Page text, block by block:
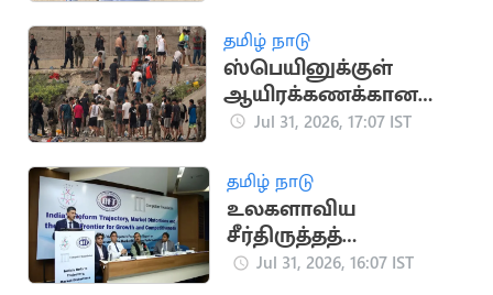
தமிழ் நாடு
ஸ்பெயினுக்குள்
ஆயிரக்கணக்கான
அகதிகள்
பரபரப்பு.. நெரிசலில்
சிக்கி 9 பேர் பலி
Jul 31, 2026, 17:07 IST
தமிழ் நாடு
உலகளாவிய
சீர்திருத்தத்
தரவரிசையில் இந்தியா
Jul 31, 2026, 16:07 IST